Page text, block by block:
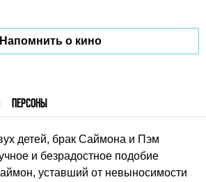
Напомнить о кино
ПЕРСОНЫ
детей, брак Саймона и Пэм
и безрадостное подобие
уставший от невыносимости